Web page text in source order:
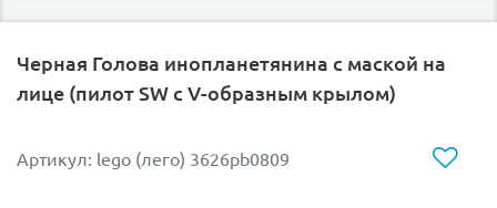
Черная Голова инопланетянина с маской на
лице (пилот SW с V-образным крылом)
Артикул: lego (лего) 3626pb0809